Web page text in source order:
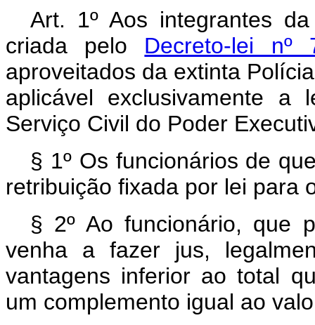
Art. 1º Aos integrantes
criada pelo Decreto-lei
aproveitados da extinta
aplicável exclusivamente a
Serviço Civil do Poder
§ 1º Os funcionários de
retribuição fixada por lei para
§ 2º Ao funcionário, que
venha a fazer jus,
vantagens inferior ao total
um complemento igual ao